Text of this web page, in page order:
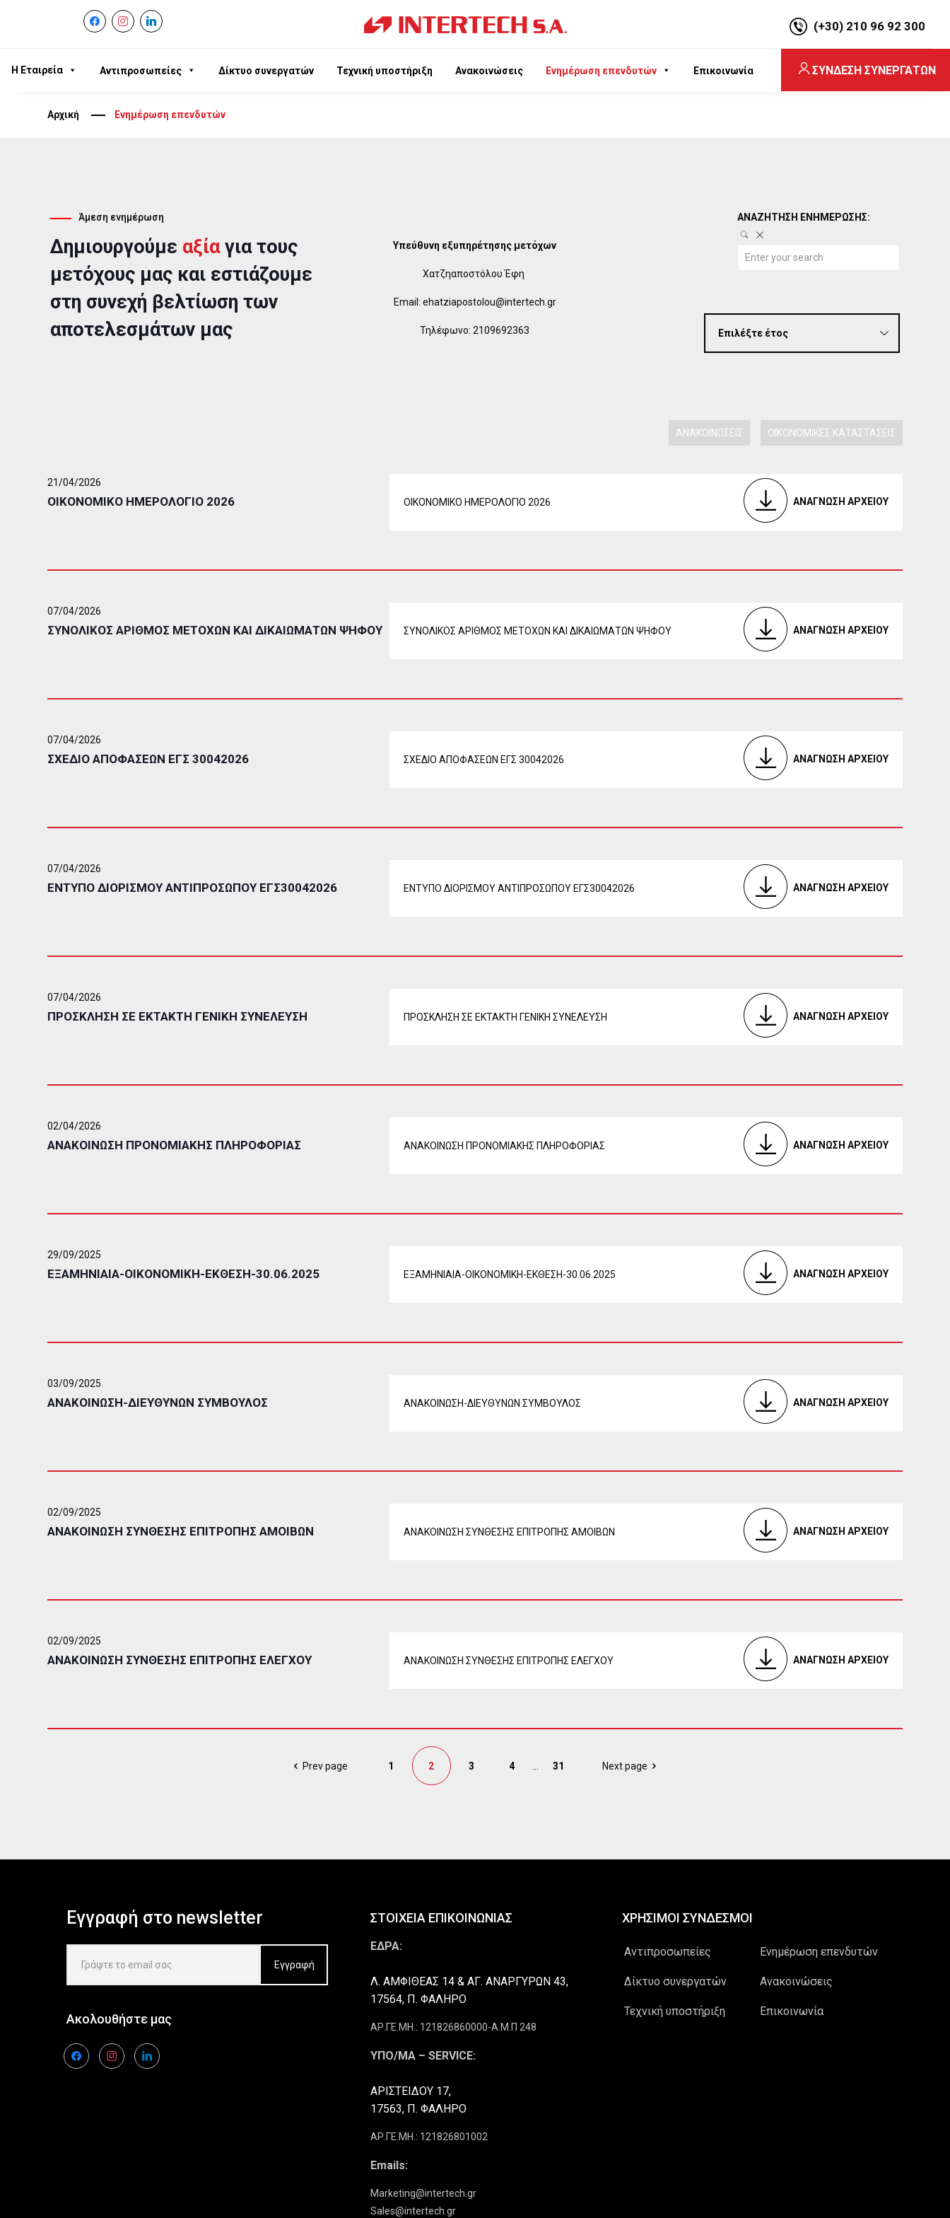
facebookinstagram
linkedin
(+30) 210 96 92 300
Η Εταιρεία Αντιπροσωπείες Δίκτυο συνεργατών Τεχνική υποστήριξη Ανακοινώσεις Ενημέρωση επενδυτών Επικοινωνία ΣΥΝΔΕΣΗ ΣΥΝΕΡΓΑΤΩΝ
Αρχική Ενημέρωση επενδυτών
Άμεση ενημέρωση
Δημιουργούμε αξίαγια τους
μετόχους μας και εστιάζουμε
στη συνεχή βελτίωση των
αποτελεσμάτων μας
Υπεύθυνη εξυπηρέτησης μετόχων
Χατζηαποστόλου Έφη
Email: ehatziapostolou@intertech.gr
Τηλέφωνο: 2109692363
ΑΝΑΖΗΤΗΣΗ ΕΝΗΜΕΡΩΣΗΣ:
ΑΝΑΚΟΙΝΩΣΕΙΣ ΟΙΚΟΝΟΜΙΚΕΣ ΚΑΤΑΣΤΑΣΕΙΣ
21/04/2026
ΟΙΚΟΝΟΜΙΚΟ ΗΜΕΡΟΛΟΓΙΟ 2026 ΟΙΚΟΝΟΜΙΚΟ ΗΜΕΡΟΛΟΓΙΟ 2026 ΑΝΑΓΝΩΣΗ ΑΡΧΕΙΟΥ
07/04/2026
ΣΥΝΟΛΙΚΟΣ ΑΡΙΘΜΟΣ ΜΕΤΟΧΩΝ ΚΑΙ ΔΙΚΑΙΩΜΑΤΩΝ ΨΗΦΟΥ ΣΥΝΟΛΙΚΟΣ ΑΡΙΘΜΟΣ ΜΕΤΟΧΩΝ ΚΑΙ ΔΙΚΑΙΩΜΑΤΩΝ ΨΗΦΟΥ ΑΝΑΓΝΩΣΗ ΑΡΧΕΙΟΥ
07/04/2026
ΣΧΕΔΙΟ ΑΠΟΦΑΣΕΩΝ ΕΓΣ 30042026 ΣΧΕΔΙΟ ΑΠΟΦΑΣΕΩΝ ΕΓΣ 30042026 ΑΝΑΓΝΩΣΗ ΑΡΧΕΙΟΥ
07/04/2026
ΕΝΤΥΠΟ ΔΙΟΡΙΣΜΟΥ ΑΝΤΙΠΡΟΣΩΠΟΥ ΕΓΣ30042026 ΕΝΤΥΠΟ ΔΙΟΡΙΣΜΟΥ ΑΝΤΙΠΡΟΣΩΠΟΥ ΕΓΣ30042026 ΑΝΑΓΝΩΣΗ ΑΡΧΕΙΟΥ
07/04/2026
ΠΡΟΣΚΛΗΣΗ ΣΕ ΕΚΤΑΚΤΗ ΓΕΝΙΚΗ ΣΥΝΕΛΕΥΣΗ ΠΡΟΣΚΛΗΣΗ ΣΕ ΕΚΤΑΚΤΗ ΓΕΝΙΚΗ ΣΥΝΕΛΕΥΣΗ ΑΝΑΓΝΩΣΗ ΑΡΧΕΙΟΥ
02/04/2026
ΑΝΑΚΟΙΝΩΣΗ ΠΡΟΝΟΜΙΑΚΗΣ ΠΛΗΡΟΦΟΡΙΑΣ ΑΝΑΚΟΙΝΩΣΗ ΠΡΟΝΟΜΙΑΚΗΣ ΠΛΗΡΟΦΟΡΙΑΣ ΑΝΑΓΝΩΣΗ ΑΡΧΕΙΟΥ
29/09/2025
ΕΞΑΜΗΝΙΑΙΑ-ΟΙΚΟΝΟΜΙΚΗ-ΕΚΘΕΣΗ-30.06.2025 ΕΞΑΜΗΝΙΑΙΑ-ΟΙΚΟΝΟΜΙΚΗ-ΕΚΘΕΣΗ-30.06.2025 ΑΝΑΓΝΩΣΗ ΑΡΧΕΙΟΥ
03/09/2025
ΑΝΑΚΟΙΝΩΣΗ-ΔΙΕΥΘΥΝΩΝ ΣΥΜΒΟΥΛΟΣ ΑΝΑΚΟΙΝΩΣΗ-ΔΙΕΥΘΥΝΩΝ ΣΥΜΒΟΥΛΟΣ ΑΝΑΓΝΩΣΗ ΑΡΧΕΙΟΥ
02/09/2025
ΑΝΑΚΟΙΝΩΣΗ ΣΥΝΘΕΣΗΣ ΕΠΙΤΡΟΠΗΣ ΑΜΟΙΒΩΝ ΑΝΑΚΟΙΝΩΣΗ ΣΥΝΘΕΣΗΣ ΕΠΙΤΡΟΠΗΣ ΑΜΟΙΒΩΝ ΑΝΑΓΝΩΣΗ ΑΡΧΕΙΟΥ
02/09/2025
ΑΝΑΚΟΙΝΩΣΗ ΣΥΝΘΕΣΗΣ ΕΠΙΤΡΟΠΗΣ ΕΛΕΓΧΟΥ ΑΝΑΚΟΙΝΩΣΗ ΣΥΝΘΕΣΗΣ ΕΠΙΤΡΟΠΗΣ ΕΛΕΓΧΟΥ ΑΝΑΓΝΩΣΗ ΑΡΧΕΙΟΥ
Prev page 1 2 3 4 31 Next page
Εγγραφή στο newsletter
Ακολουθήστε μας
facebookinstagramlinkedin
ΣΤΟΙΧΕΙΑ ΕΠΙΚΟΙΝΩΝΙΑΣ
ΕΔΡΑ:
Λ. ΑΜΦΙΘΕΑΣ 14 & ΑΓ. ΑΝΑΡΓΥΡΩΝ 43,
17564, Π. ΦΑΛΗΡΟ
ΑΡ.ΓΕ.ΜΗ.: 121826860000-Α.Μ.Π 248
ΥΠΟ/ΜΑ – SERVICE:
ΑΡΙΣΤΕΙΔΟΥ 17,
17563, Π. ΦΑΛΗΡΟ
ΑΡ.ΓΕ.ΜΗ.: 121826801002
Emails:
Marketing@intertech.gr
Sales@intertech.gr
ΧΡΗΣΙΜΟΙ ΣΥΝΔΕΣΜΟΙ
Αντιπροσωπείες
Δίκτυο συνεργατών
Τεχνική υποστήριξη
Ενημέρωση επενδυτών
Ανακοινώσεις
Επικοινωνία